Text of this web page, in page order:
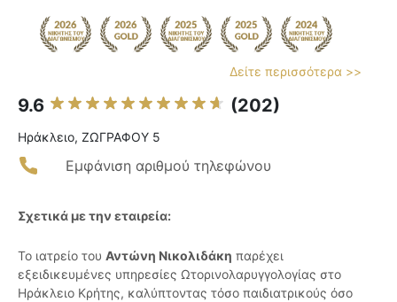
Δείτε περισσότερα >>
9.6 (202)
Ηράκλειο, ΖΩΓΡΑΦΟΥ 5
Εμφάνιση αριθμού τηλεφώνου
Σχετικά με την εταιρεία:
Το ιατρείο του Αντώνη Νικολιδάκη παρέχει
εξειδικευμένες υπηρεσίες Ωτορινολαρυγγολογίας στο
Ηράκλειο Κρήτης, καλύπτοντας τόσο παιδιατρικούς όσο